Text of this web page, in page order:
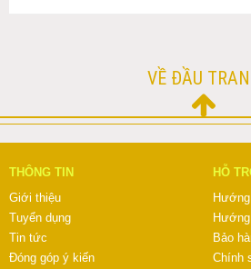
VỀ ĐẦU
THÔNG TIN
Giới thiệu
Tuyển dụng
Tin tức
Đóng góp ý kiến
HỖ
Bảo
Chính